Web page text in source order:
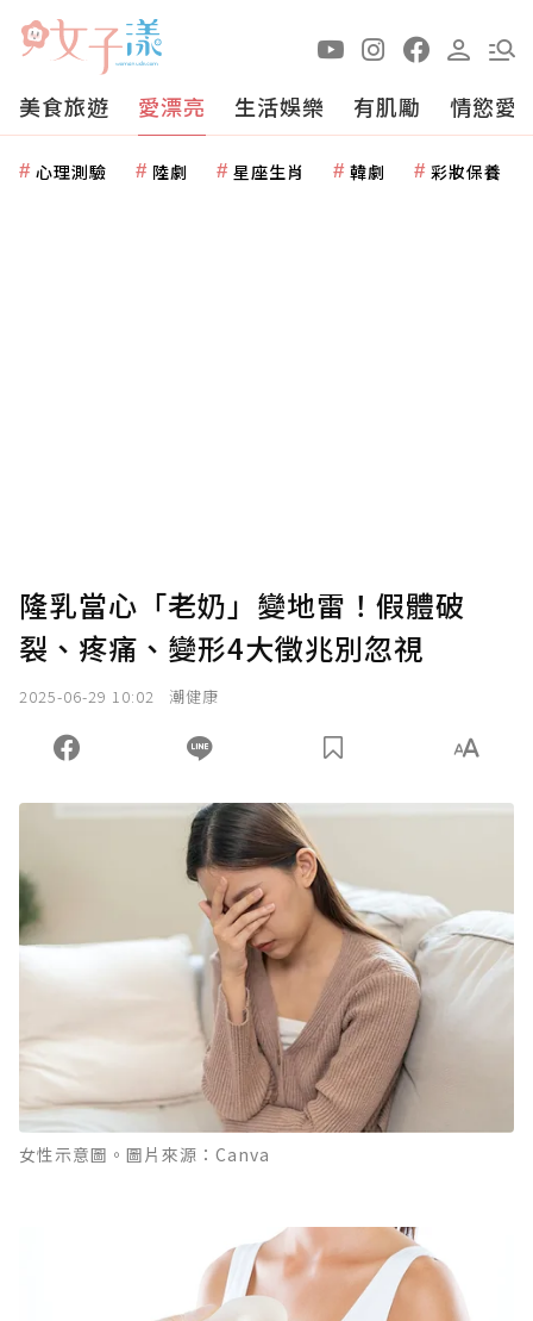
美食旅遊 愛漂亮 生活娛樂 有肌勵 情慾愛
心理測驗 陸劇 星座生肖 韓劇 彩妝保養
隆乳當心「老奶」變地雷！假體破
裂、疼痛、變形4大徵兆別忽視
2025-06-29 10:02 潮健康
女性示意圖。圖片來源：Canva